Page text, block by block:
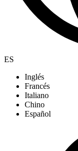
ES
Inglés
Francés
Italiano
Chino
Español